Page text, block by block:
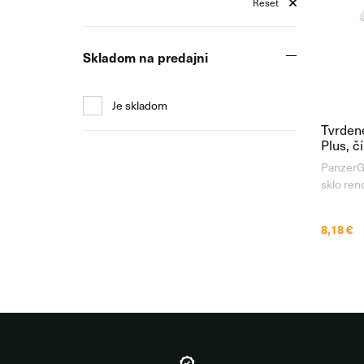
Reset
Skladom na predajni
Je skladom
Plus,
sklo
8,18 €